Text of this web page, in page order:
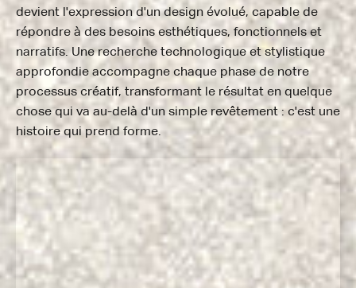
devient l'expression d'un design évolué, capable de
répondre à des besoins esthétiques, fonctionnels et
narratifs. Une recherche technologique et stylistique
approfondie accompagne chaque phase de notre
processus créatif, transformant le résultat en quelque
chose qui va au-delà d'un simple revêtement : c'est une
histoire qui prend forme.